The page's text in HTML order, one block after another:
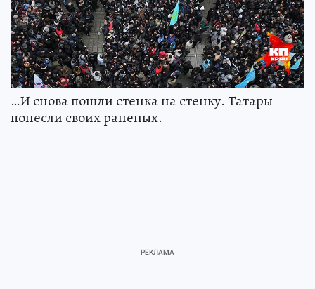
…И снова пошли стенка на стенку. Татары
понесли своих раненых.